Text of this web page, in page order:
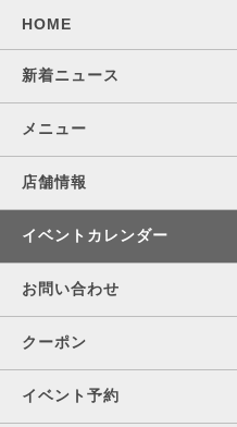
HOME
新着ニュース
メニュー
店舗情報
イベントカレンダー
お問い合わせ
クーポン
イベント予約